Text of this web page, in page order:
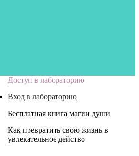
Доступ в лабораторию
Вход в лабораторию
Бесплатная книга магии души
Как превратить свою жизнь в
увлекательное действо